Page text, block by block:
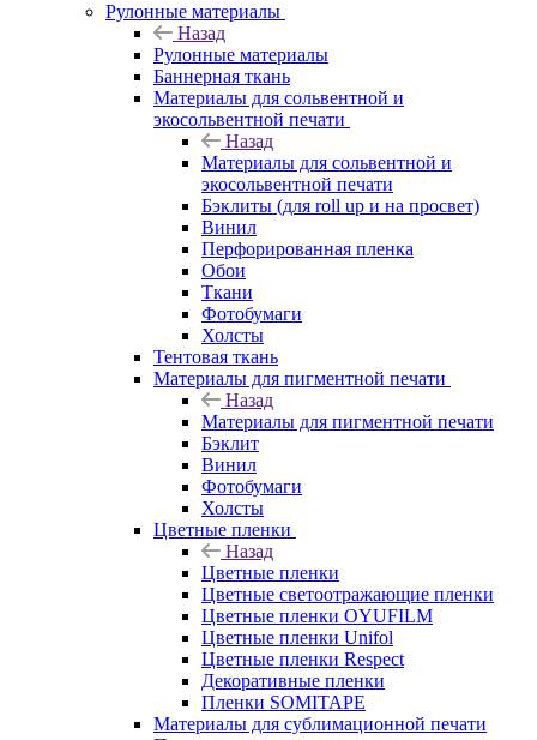
Рулонные материалы
Назад
Рулонные материалы
Баннерная ткань
Материалы для сольвентной и
экосольвентной печати
Назад
Материалы для сольвентной и
экосольвентной печати
Бэклиты (для roll up и на просвет)
Винил
Перфорированная пленка
Обои
Ткани
Фотобумаги
Холсты
Тентовая ткань
Материалы для пигментной печати
Назад
Материалы для пигментной печати
Бэклит
Винил
Фотобумаги
Холсты
Цветные пленки
Назад
Цветные пленки
Цветные светоотражающие пленки
Цветные пленки OYUFILM
Цветные пленки Unifol
Цветные пленки Respect
Декоративные пленки
Пленки SOMITAPE
Материалы для сублимационной печати